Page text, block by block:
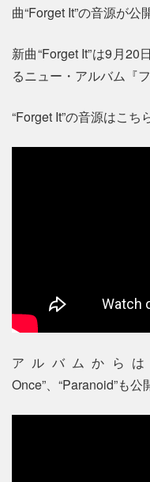
曲“Forget It”の音源が公
新曲“Forget It”は9月
るニュー・アルバム『
“Forget It”の音源はこち
アルバムからは
Once”、“Paranoid”も公